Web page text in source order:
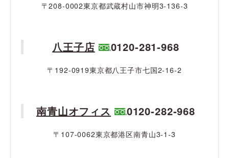
〒208-0002東京都武蔵村山市神明3-136-3
八王子店 0120-281-968
〒192-0919東京都八王子市七国2-16-2
南青山オフィス 0120-282-968
〒107-0062東京都港区南青山3-1-3